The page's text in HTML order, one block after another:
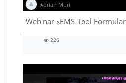
Adrian Muri
40:34 duration
226